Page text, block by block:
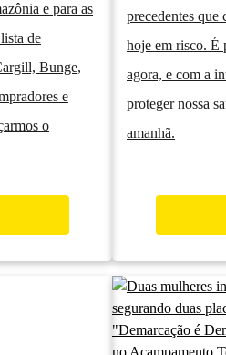
e para as
de
Bunge,
e
o
precedentes que
hoje em risco. É
agora, e com a
proteger nossa
amanhã.